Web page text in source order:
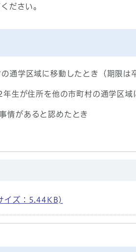
ださい。
通学区域に移動したとき（期限は
生が住所を他の市町村の通学区域
情があると認めたとき
イズ：5.44KB)